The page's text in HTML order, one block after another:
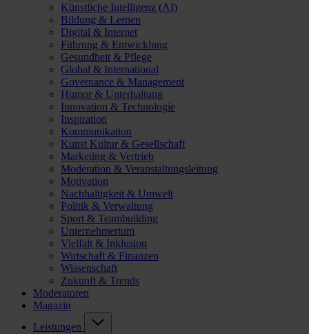
Künstliche Intelligenz (AI)
Bildung & Lernen
Digital & Internet
Führung & Entwicklung
Gesundheit & Pflege
Global & International
Governance & Management
Humor & Unterhaltung
Innovation & Technologie
Inspiration
Kommunikation
Kunst Kultur & Gesellschaft
Marketing & Vertrieb
Moderation & Veranstaltungsleitung
Motivation
Nachhaltigkeit & Umwelt
Politik & Verwaltung
Sport & Teambuilding
Unternehmertum
Vielfalt & Inklusion
Wirtschaft & Finanzen
Wissenschaft
Zukunft & Trends
Moderatoren
Magazin
Leistungen